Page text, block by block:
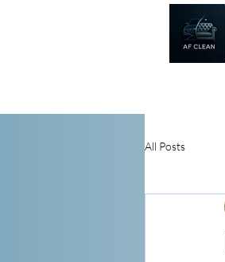
All Posts